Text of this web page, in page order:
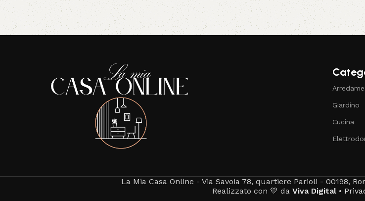
Read More
Giardino
Cucina
La Mia Casa Online - Via Savoia 78, quartiere Parioli - 00198,
Realizzato con 💙 da Viva Digital•